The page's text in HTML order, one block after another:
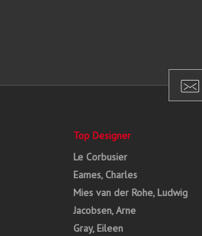
Top Designer
Le Corbusier
Eames, Charles
Mies van der Rohe, Ludwig
Jacobsen, Arne
Gray, Eileen